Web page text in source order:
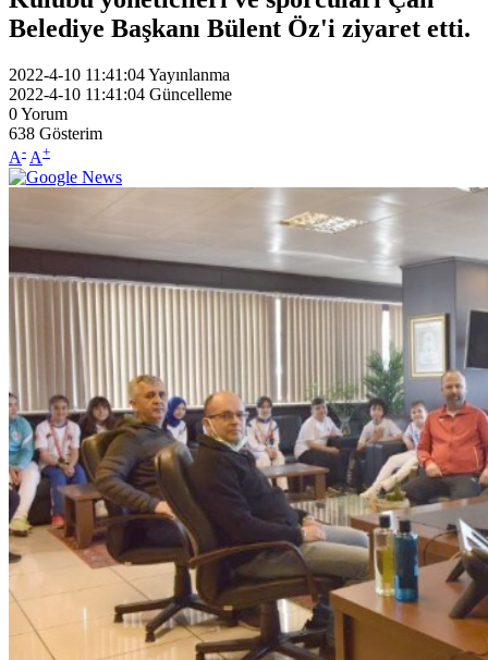
Belediye Başkanı Bülent Öz'i ziyaret etti.
2022-4-10 11:41:04Yayınlanma
2022-4-10 11:41:04 Güncelleme
0Yorum
638 Gösterim
A- A+